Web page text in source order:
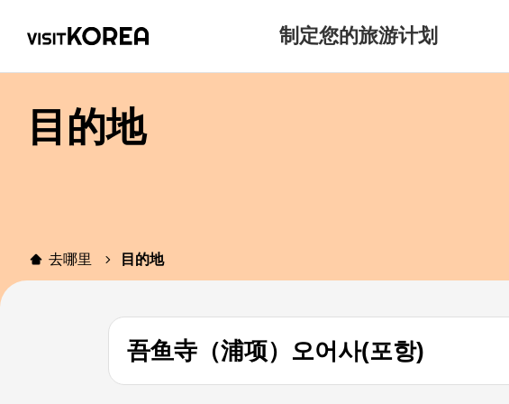
制定您的旅游计划
目的地
去哪里 目的地
吾鱼寺（浦项）오어사(포항)